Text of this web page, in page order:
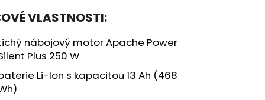
VLASTNOSTI:
nábojový motor Apache Power
Plus 250 W
Li-Ion s kapacitou 13 Ah (468